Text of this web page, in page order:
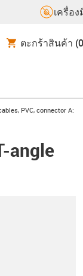
เครื่อ
ตะกร้าสินค้า
PVC, connector A:
angle